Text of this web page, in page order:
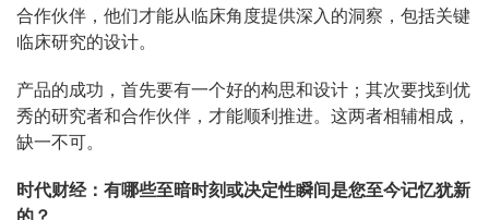
合作伙伴，他们才能从临床角度提供深入的洞察，包括关键
临床研究的设计。
产品的成功，首先要有一个好的构思和设计；其次要找到优
秀的研究者和合作伙伴，才能顺利推进。这两者相辅相成，
缺一不可。
时代财经：有哪些至暗时刻或决定性瞬间是您至今记忆犹新
的？